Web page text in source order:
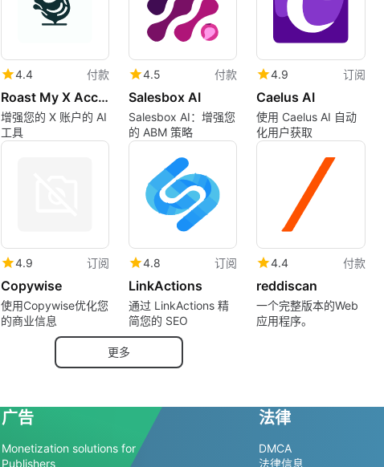
4.4 付款
Roast My X Account
增强您的 X 账户的 AI
工具
4.5 付款
Salesbox AI
Salesbox AI：增强您
的 ABM 策略
4.9 订阅
Caelus AI
使用 Caelus AI 自动
化用户获取
4.9 订阅
Copywise
使用Copywise优化您
的商业信息
4.8 订阅
LinkActions
通过 LinkActions 精
简您的 SEO
4.4 付款
reddiscan
一个完整版本的Web
应用程序。
更多
广告
Monetization solutions for
Publishers
法律
DMCA
法律信息